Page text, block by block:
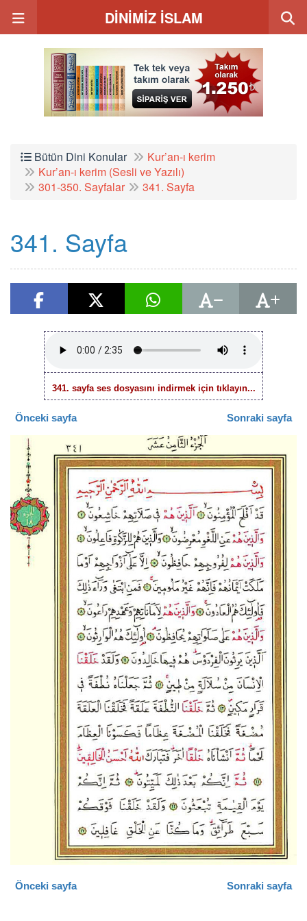
DİNİMİZ İSLAM
Bütün Dini Konular
Kur’an-ı kerim
Kur’an-ı kerim (Sesli ve Yazılı)
301-350. Sayfalar
341. Sayfa
341. Sayfa
341. sayfa ses dosyasını indirmek için tıklayın...
Önceki sayfa Sonraki sayfa
Önceki sayfa Sonraki sayfa